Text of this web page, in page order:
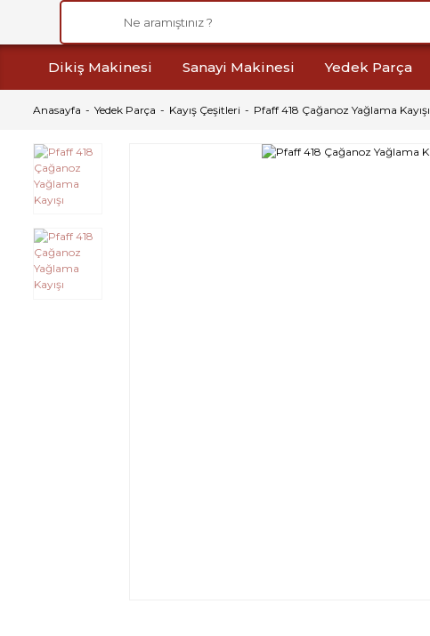
Dikiş Makinesi Sanayi Makinesi Yedek Parça
Anasayfa Yedek Parça Kayış Çeşitleri Pfaff 418 Çağanoz Yağlama Kayışı